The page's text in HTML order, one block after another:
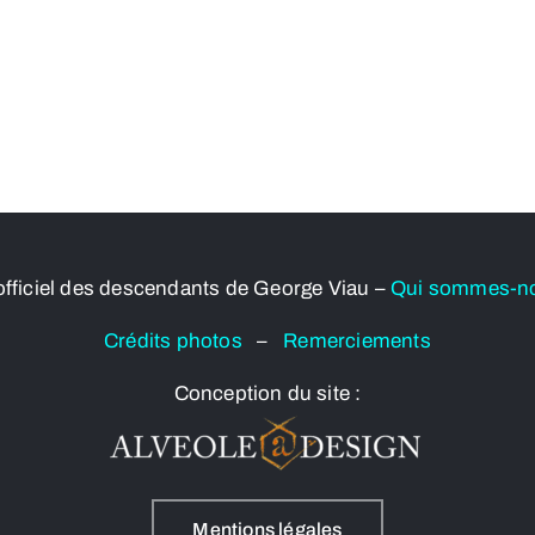
des descendants de George Viau – Qui sommes-
Crédits photos– Remerciements
Conception du site :
Mentions légales